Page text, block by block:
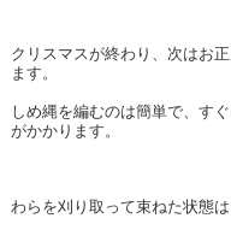
クリスマスが終わり、次はお
ます。
しめ縄を編むのは簡単で、す
がかかります。
わらを刈り取って束ねた状態は